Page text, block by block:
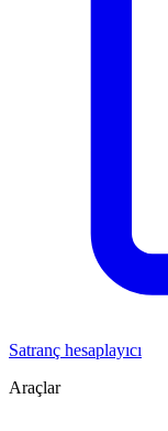
Satranç hesaplayıcı
Araçlar